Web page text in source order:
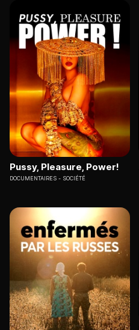
Pussy, Pleasure, Power!
DOCUMENTAIRES SOCIÉTÉ